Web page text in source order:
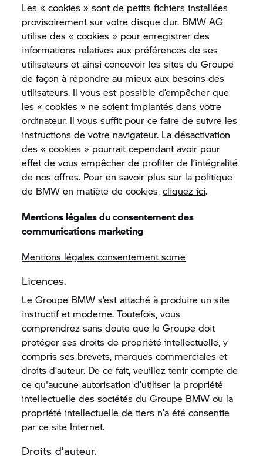
Les « cookies » sont de petits fichiers installées
provisoirement sur votre disque dur. BMW AG
utilise des « cookies » pour enregistrer des
informations relatives aux préférences de ses
utilisateurs et ainsi concevoir les sites du Groupe
de façon à répondre au mieux aux besoins des
utilisateurs. Il vous est possible d’empêcher que
les « cookies » ne soient implantés dans votre
ordinateur. Il vous suffit pour ce faire de suivre les
instructions de votre navigateur. La désactivation
des « cookies » pourrait cependant avoir pour
effet de vous empêcher de profiter de l’intégralité
de nos offres. Pour en savoir plus sur la politique
de BMW en matiète de cookies,cliquez ici.
Mentions légales du consentement des
communications marketing
Mentions légales consentement some
Licences.
Le Groupe BMW s’est attaché à produire un site
instructif et moderne. Toutefois, vous
comprendrez sans doute que le Groupe doit
protéger ses droits de propriété intellectuelle, y
compris ses brevets, marques commerciales et
droits d’auteur. De ce fait, veuillez tenir compte de
ce qu'aucune autorisation d’utiliser la propriété
intellectuelle des sociétés du Groupe BMW ou la
propriété intellectuelle de tiers n’a été consentie
par ce site Internet.
Droits d’auteur.